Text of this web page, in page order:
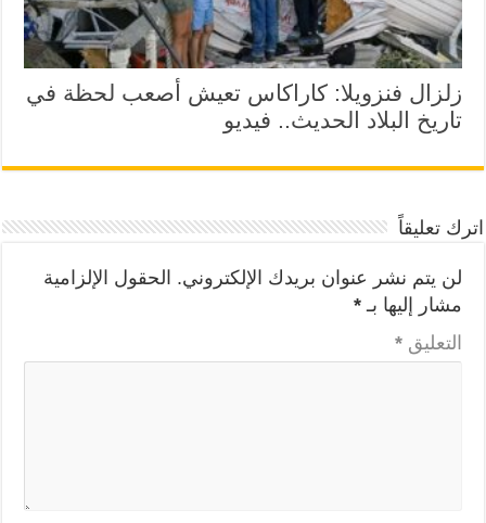
زلزال فنزويلا: كاراكاس تعيش أصعب لحظة في
تاريخ البلاد الحديث.. فيديو
اترك تعليقاً
لن يتم نشر عنوان بريدك الإلكتروني. الحقول الإلزامية
مشار إليها بـ *
التعليق *